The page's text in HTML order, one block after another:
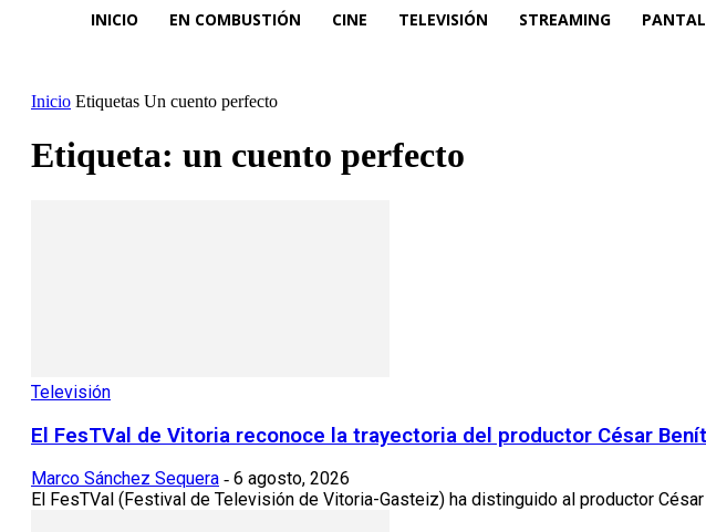
INICIO EN COMBUSTIÓN CINE TELEVISIÓN STREAMING
Inicio Etiquetas Un cuento perfecto
Etiqueta: un cuento perfecto
Televisión
El FesTVal de Vitoria reconoce la trayectoria del productor César
Marco Sánchez Sequera - 6 agosto, 2026
El FesTVal (Festival de Televisión de Vitoria-Gasteiz) ha distinguido al productor